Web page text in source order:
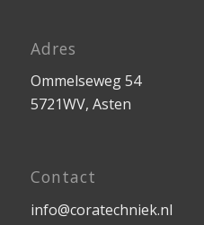
Adres
Ommelseweg 54
5721WV, Asten
Contact
info@coratechniek.nl